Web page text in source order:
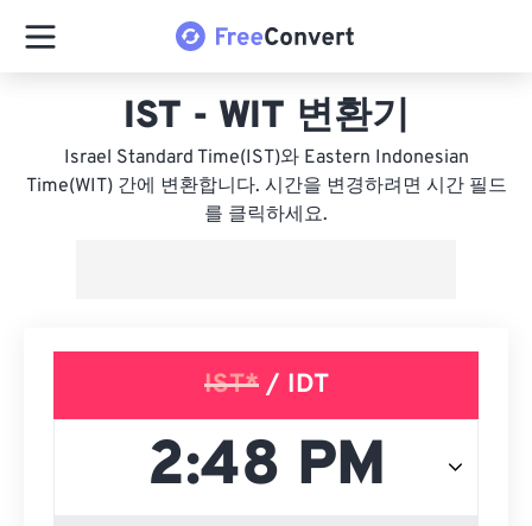
IST - WIT 변환기
Israel Standard Time(IST)와 Eastern Indonesian
Time(WIT) 간에 변환합니다. 시간을 변경하려면 시간 필드
를 클릭하세요.
IST*/ IDT